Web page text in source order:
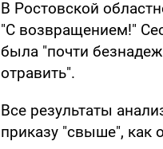
В Ростовской
"С возвращением!"
была "почти
отравить".
Все результаты
приказу "свыше", как